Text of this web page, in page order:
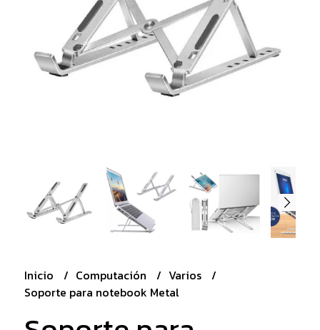
Inicio Computación
Varios
Soporte para notebook Metal